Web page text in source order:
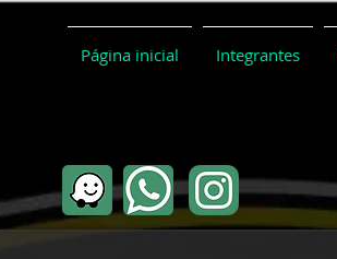
Página inicial Integrantes